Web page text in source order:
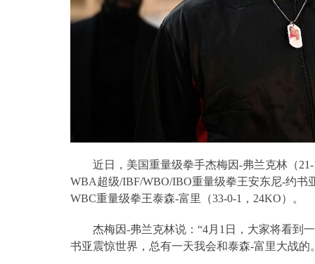
近日，美国重量级拳手杰梅因-弗兰克林（
WBA超级/IBF/WBO/IBO重量级拳王安东尼-约书
WBC重量级拳王泰森-富里（33-0-1 ， 24KO）。
杰梅因-弗兰克林说：“4月 1 日，大家将看到
书亚震惊世界，总有一天我会和泰森-富里大战的